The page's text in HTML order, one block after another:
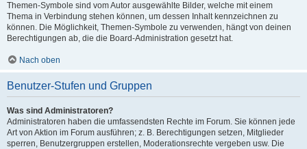
Themen-Symbole sind vom Autor ausgewählte Bilder, welche mit einem
Thema in Verbindung stehen können, um dessen Inhalt kennzeichnen zu
können. Die Möglichkeit, Themen-Symbole zu verwenden, hängt von deinen
Berechtigungen ab, die die Board-Administration gesetzt hat.
Nach oben
Benutzer-Stufen und Gruppen
Was sind Administratoren?
Administratoren haben die umfassendsten Rechte im Forum. Sie können jede
Art von Aktion im Forum ausführen; z. B. Berechtigungen setzen, Mitglieder
sperren, Benutzergruppen erstellen, Moderationsrechte vergeben usw. Die